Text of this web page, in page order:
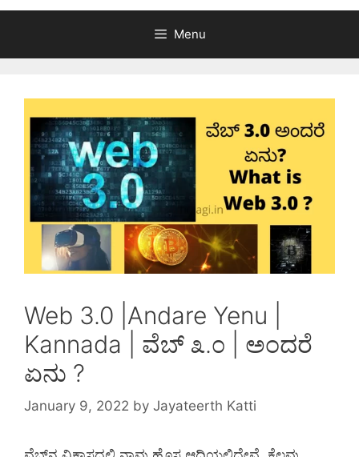
Menu
Web 3.0 |Andare Yenu |
Kannada | ವೆಬ್ ೩.೦ | ಅಂದರೆ
ಏನು ?
January 9, 2022 by Jayateerth Katti